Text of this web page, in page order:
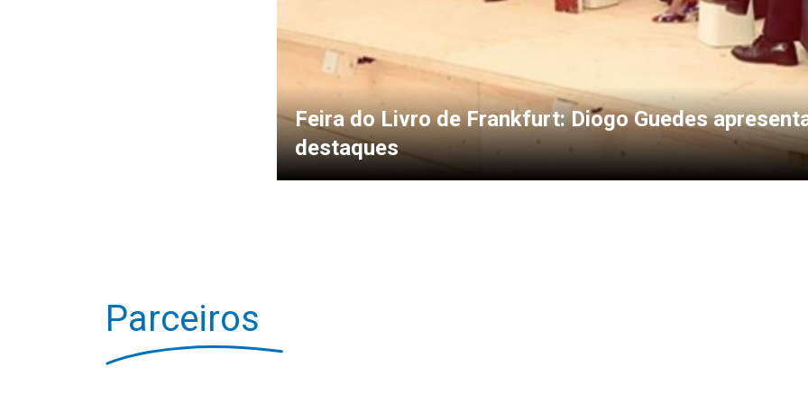
Feira do Livro de Frankfurt: Diogo Guedes
destaques
Parceiros